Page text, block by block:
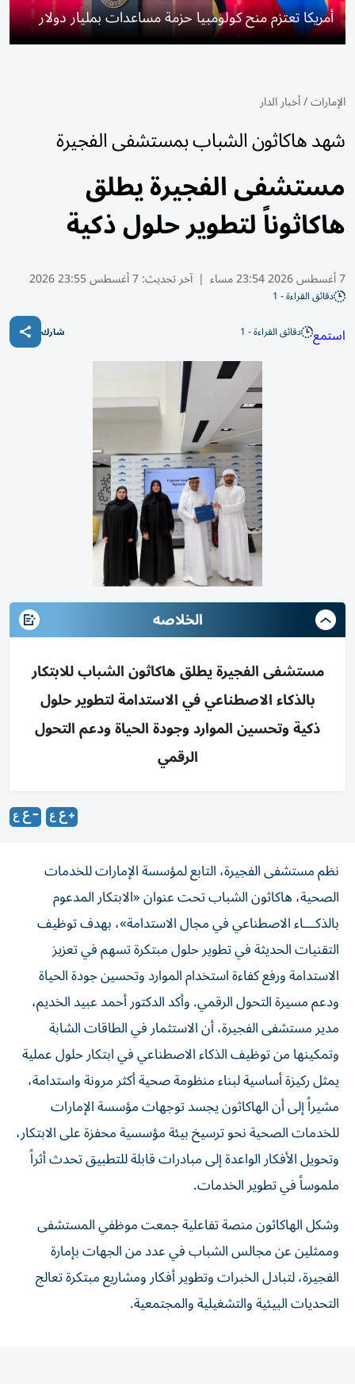
أمريكا تعتزم منح كولومبيا حزمة مساعدات بمليار دولار
الإمارات/أخبار الدار
شهد هاكاثون الشباب بمستشفى الفجيرة
مستشفى الفجيرة يطلق
هاكاثوناً لتطوير حلول ذكية
7 أغسطس 2026 23:54 مساء | آخر تحديث:7 أغسطس 23:55 2026
دقائق القراءة - 1
استمع دقائق القراءة - 1 شارك
الخلاصه
مستشفى الفجيرة يطلق هاكاثون الشباب للابتكار
بالذكاء الاصطناعي في الاستدامة لتطوير حلول
ذكية وتحسين الموارد وجودة الحياة ودعم التحول
الرقمي
نظم مستشفى الفجيرة، التابع لمؤسسة الإمارات للخدمات
الصحية، هاكاثون الشباب تحت عنوان «الابتكار المدعوم
بالذكـــاء الاصطناعي في مجال الاستدامة»، بهدف توظيف
التقنيات الحديثة في تطوير حلول مبتكرة تسهم في تعزيز
الاستدامة ورفع كفاءة استخدام الموارد وتحسين جودة الحياة
ودعم مسيرة التحول الرقمي. وأكد الدكتور أحمد عبيد الخديم،
مدير مستشفى الفجيرة، أن الاستثمار في الطاقات الشابة
وتمكينها من توظيف الذكاء الاصطناعي في ابتكار حلول عملية
يمثل ركيزة أساسية لبناء منظومة صحية أكثر مرونة واستدامة،
مشيراً إلى أن الهاكاثون يجسد توجهات مؤسسة الإمارات
للخدمات الصحية نحو ترسيخ بيئة مؤسسية محفزة على الابتكار،
وتحويل الأفكار الواعدة إلى مبادرات قابلة للتطبيق تحدث أثراً
ملموساً في تطوير الخدمات.
وشكل الهاكاثون منصة تفاعلية جمعت موظفي المستشفى
وممثلين عن مجالس الشباب في عدد من الجهات بإمارة
الفجيرة، لتبادل الخبرات وتطوير أفكار ومشاريع مبتكرة تعالج
التحديات البيئية والتشغيلية والمجتمعية.